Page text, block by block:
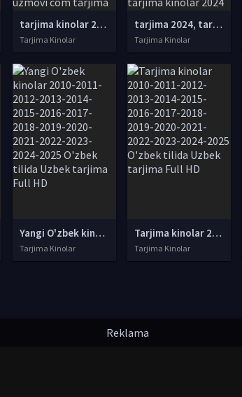
tarjima kinolar 2025, uzbek tarjima kinolar 2025, tarjima kinolar uzbek tilida 2025, tarjima kinolar o zbek 2025, tarjima kinolar o zbek tilida 2025, yangi tarjima kinolar 2025, uzmovi tarjima kinolar 2025, uzmovi com tarjima kinolar 2025, uzbekcha t
Tarjima Kinolar
tarjima 2024, tarjima kinolar 2024, uzbek tarjima 2024, tarjima kinolar tilida tilida 2024, uzbek tilida tarjima 2024, kino tarjima 2024, uzbek tarjima kinolar 2024, tarjima kinolar 2024 uzbek tilida, tarjima kinolar 2024 o zbek, tarjima kinolar 2024
Tarjima Kinolar
Yangi O'zbek kinolar 2010-2011-2012-2013-2014-2015-2016-2017-2018-2019-2020-2021-2022-2023-2024-2025 O'zbek tilida Uzbek tarjima Full HD
Tarjima Kinolar
Tarjima kinolar 2010-2011-2012-2013-2014-2015-2016-2017-2018-2019-2020-2021-2022-2023-2024-2025 O'zbek tilida Uzbek tarjima Full HD
Tarjima Kinolar